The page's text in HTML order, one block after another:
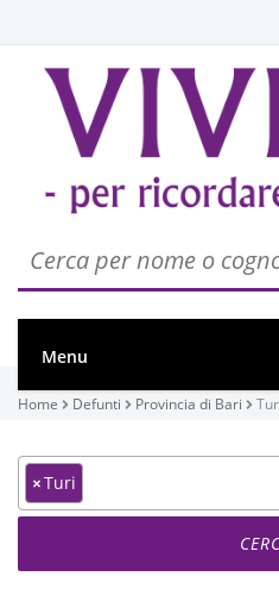
Menu
Home Defunti Provincia di Bari
×Turi